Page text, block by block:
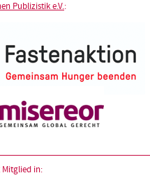
Publizistik e.V.:
in: